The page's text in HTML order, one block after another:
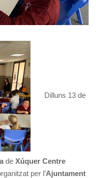
Dilluns 13 de
de Xúquer Centre
per l’Ajuntament